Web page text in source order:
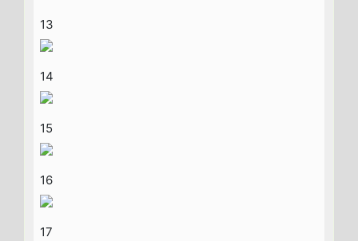
13
14
15
16
17